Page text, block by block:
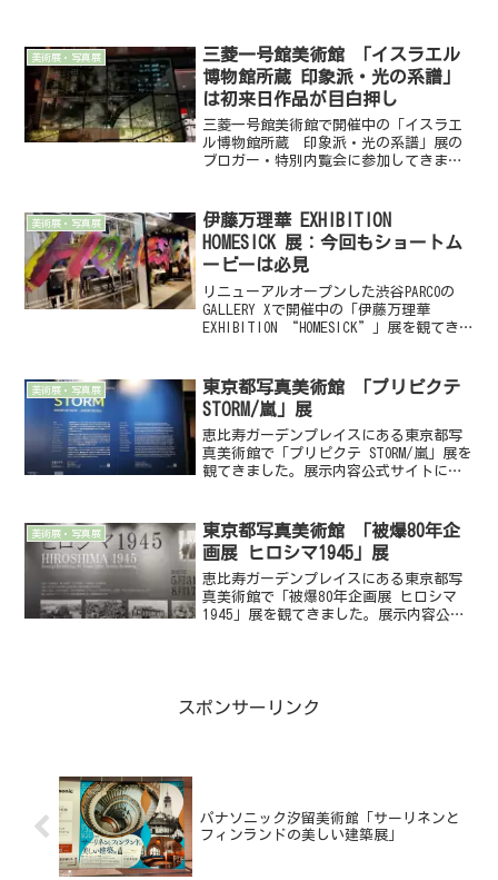
美術展・写真展
三菱一号館美術館 「イスラエル
博物館所蔵 印象派・光の系譜」
は初来日作品が目白押し
三菱一号館美術館で開催中の「イスラエ
ル博物館所蔵 印象派・光の系譜」展の
ブロガー・特別内覧会に参加してきまし
以下、トーク内容も織り交ぜて書きま
す。展示内容The I...
美術展・写真展
伊藤万理華 EXHIBITION
HOMESICK 展：今回もショートム
ービーは必見
リニューアルオープンした渋谷PARCOの
GALLERY Xで開催中の「伊藤万理華
EXHIBITION “HOMESICK”」展を観てき
万理華さんによる、二度目の個展...
美術展・写真展
東京都写真美術館 「プリピクテ
STORM/嵐」展
恵比寿ガーデンプレイスにある東京都写
真美術館で「プリピクテ STORM/嵐」展を
観てきました。展示内容公式サイトによ
ィ）に関する世界有数の賞です。2008年
に...
美術展・写真展
東京都写真美術館 「被爆80年企
画展 ヒロシマ1945」展
恵比寿ガーデンプレイスにある東京都写
真美術館で「被爆80年企画展 ヒロシマ
1945」展を観てきました。展示内容公式
スポンサーリンク
パナソニック汐留美術館「サーリネンと
フィンランドの美しい建築展」